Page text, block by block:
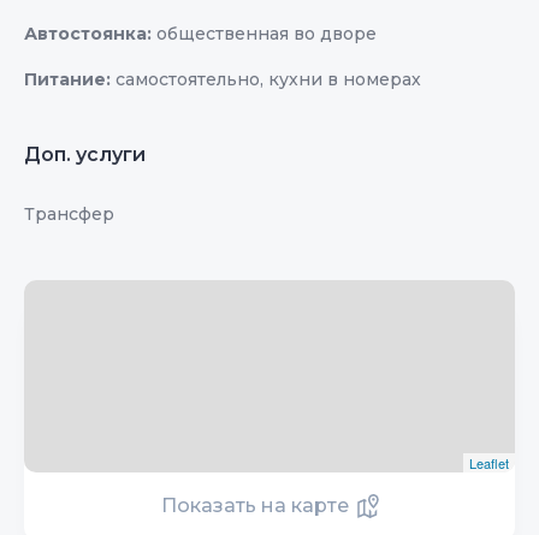
Автостоянка: общественная во дворе
Питание: самостоятельно, кухни в номерах
Доп. услуги
Трансфер
Leaflet
Показать на карте